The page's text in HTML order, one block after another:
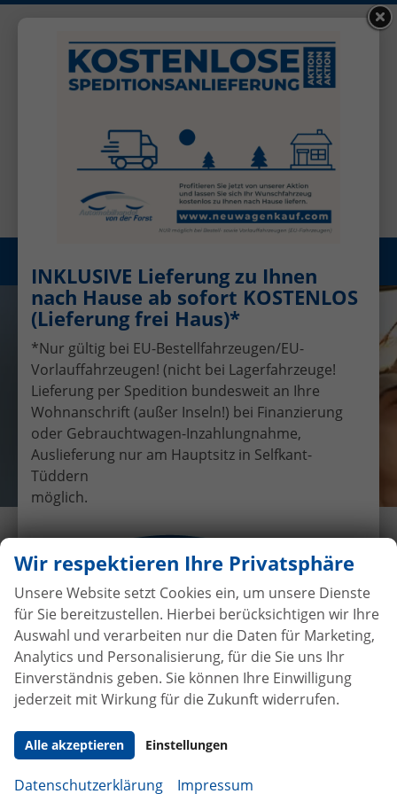
Öffnungszeiten: Mo - Fr 08.00 - 17.00
Registrieren
Übergabe eines EU-
Neufahrzeuges Skoda Fabia
Combi an Frau Rasmussen
9.3.2019 • Auslieferungen
Wir respektieren Ihre Privatsphäre
Unsere Website setzt Cookies ein, um unsere Dienste
für Sie bereitzustellen. Hierbei berücksichtigen wir Ihre
Auswahl und verarbeiten nur die Daten für Marketing,
Analytics und Personalisierung, für die Sie uns Ihr
Einverständnis geben. Sie können Ihre Einwilligung
jederzeit mit Wirkung für die Zukunft widerrufen.
Alle akzeptieren Einstellungen
Datenschutzerklärung Impressum
INKLUSIVE Lieferung zu Ihnen
nach Hause ab sofort KOSTENLOS
(Lieferung frei Haus)*
*Nur gültig bei EU-Bestellfahrzeugen/EU-
Vorlauffahrzeugen! (nicht bei Lagerfahrzeuge!
Lieferung per Spedition bundesweit an Ihre
Wohnanschrift (außer Inseln!) bei Finanzierung
oder Gebrauchtwagen-Inzahlungnahme,
Auslieferung nur am Hauptsitz in Selfkant-
Tüddern
möglich.
Autokaufohne Anzahlungbei
Beim Automobilhandel von der Forst genießen Sie
maximale Sicherheit und Transparenz. Bei uns